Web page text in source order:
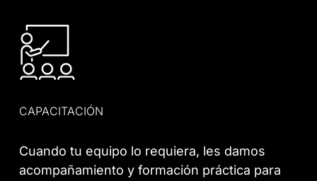
CAPACITACIÓN
Cuando tu equipo lo requiera, les damos
acompañamiento y formación práctica para